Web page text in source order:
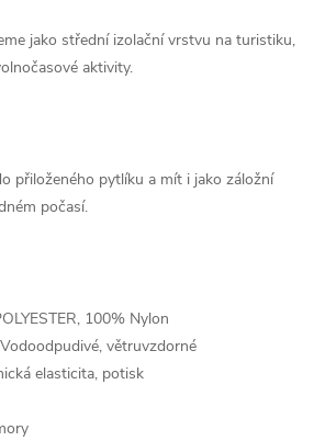
jako střední izolační vrstvu na turistiku,
aktivity.
přiloženého pytlíku a mít i jako záložní
počasí.
100% Nylon
větruvzdorné
elasticita, potisk